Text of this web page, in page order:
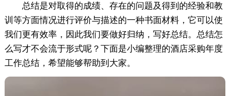
总结是对取得的成绩、存在的问题及得到的经验和教
训等方面情况进行评价与描述的一种书面材料，它可以使
我们更有效率，因此我们要做好归纳，写好总结。总结怎
么写才不会流于形式呢？下面是小编整理的酒店采购年度
工作总结，希望能够帮助到大家。